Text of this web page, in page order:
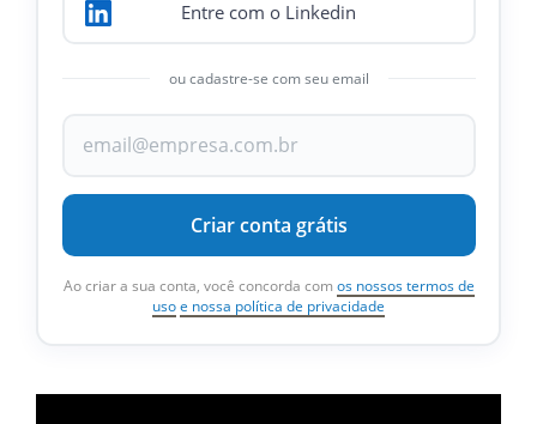
Entre com o Linkedin
ou cadastre-se com seu email
Criar conta grátis
Ao criar a sua conta, você concorda com os nossos termos de
uso e nossa política de privacidade